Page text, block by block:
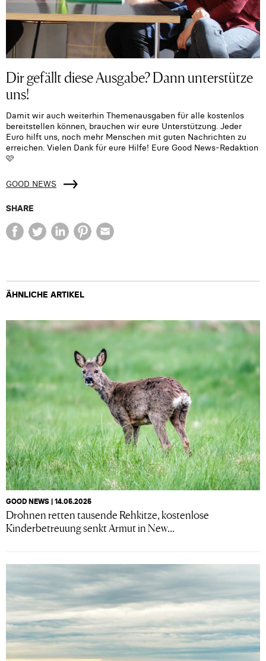
Dir gefällt diese Ausgabe? Dann unterstütze
uns!
Damit wir auch weiterhin Themenausgaben für alle kostenlos
bereitstellen können, brauchen wir eure Unterstützung. Jeder
Euro hilft uns, noch mehr Menschen mit guten Nachrichten zu
erreichen. Vielen Dank für eure Hilfe! Eure Good News-Redaktion
🩷
GOOD NEWS
SHARE
ÄHNLICHE ARTIKEL
GOOD NEWS | 14.05.2025
Drohnen retten tausende Rehkitze, kostenlose
Kinderbetreuung senkt Armut in New...